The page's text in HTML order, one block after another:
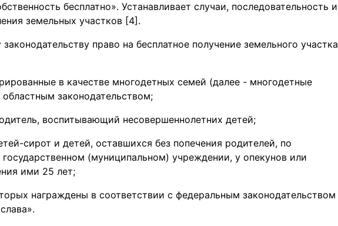
бесплатно». Устанавливает случаи, последовательность и
земельных участков [4].
право на бесплатное получение земельного участка
в качестве многодетных семей (далее - многодетные
законодательством;
воспитывающий несовершеннолетних детей;
сирот и детей, оставшихся без попечения родителей, по
(муниципальном) учреждении, у опекунов или
ими 25 лет;
награждены в соответствии с федеральным законодательством